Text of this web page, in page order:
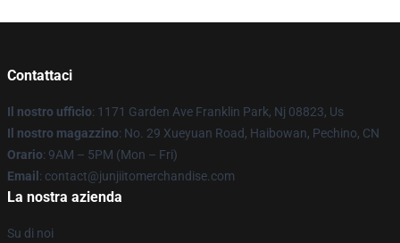
Contattaci
Il nostro ufficio: 1171 Garden Ave Franklin Park, Nj 08823, Us
Il nostro magazzino: No. 29 Xueyuan Road, Haibowan, Pechino, CN
Orario: 9AM – 5PM (Mon – Fri)
Email : contact@junjiitomerchandise.com
La nostra azienda
Su di noi